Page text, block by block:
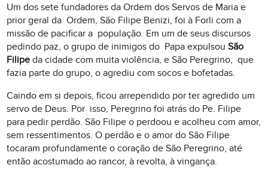
Um dos sete fundadores da Ordem dos Servos de Maria e
prior geral da Ordem, São Filipe Benizi, foi à Forli com a
missão de pacificar a população. Em um de seus discursos
pedindo paz, o grupo de inimigos do Papa expulsouSão
Filipe da cidade com muita violência, e São Peregrino, que
fazia parte do grupo, o agrediu com socos e bofetadas.
Caindo em si depois, ficou arrependido por ter agredido um
servo de Deus. Por isso, Peregrino foi atrás do Pe. Filipe
para pedir perdão. São Filipe o perdoou e acolheu com amor,
sem ressentimentos. O perdão e o amor do São Filipe
tocaram profundamente o coração de São Peregrino, até
então acostumado ao rancor, à revolta, à vingança.